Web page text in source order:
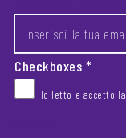
Checkboxes*
Ho letto e accetto la